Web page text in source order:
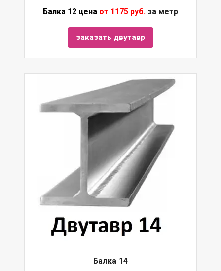
Балка 12 цена от 1175 руб. за метр
заказать двутавр
Балка 14